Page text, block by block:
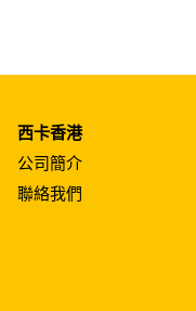
西卡香港
公司簡介
聯絡我們